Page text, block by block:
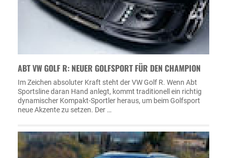
ABT VW GOLF R: NEUER GOLFSPORT FÜR DEN CHAMPION
Im Zeichen absoluter Kraft steht der VW Golf R. Wenn Abt
Sportsline daran Hand anlegt, kommt traditionell ein richtig
dynamischer Kompakt-Sportler heraus, um beim Golfsport
neue Akzente zu setzen. Der …